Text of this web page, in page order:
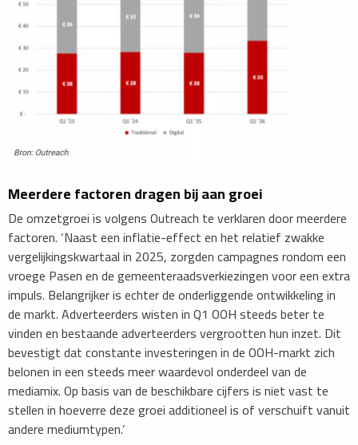
Meerdere factoren dragen bij aan groei
De omzetgroei is volgens Outreach te verklaren door meerdere
factoren. ‘Naast een inflatie-effect en het relatief zwakke
vergelijkingskwartaal in 2025, zorgden campagnes rondom een
vroege Pasen en de gemeenteraadsverkiezingen voor een extra
impuls. Belangrijker is echter de onderliggende ontwikkeling in
de markt. Adverteerders wisten in Q1 OOH steeds beter te
vinden en bestaande adverteerders vergrootten hun inzet. Dit
bevestigt dat constante investeringen in de OOH-markt zich
belonen in een steeds meer waardevol onderdeel van de
mediamix. Op basis van de beschikbare cijfers is niet vast te
stellen in hoeverre deze groei additioneel is of verschuift vanuit
andere mediumtypen.’